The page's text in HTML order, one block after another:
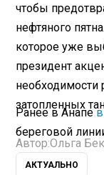
чтобы
нефтяного
которое уже
президент
необходимости
затопленных
Ранее в Анапе
береговой
Автор:Ольга
АКТУАЛЬНО